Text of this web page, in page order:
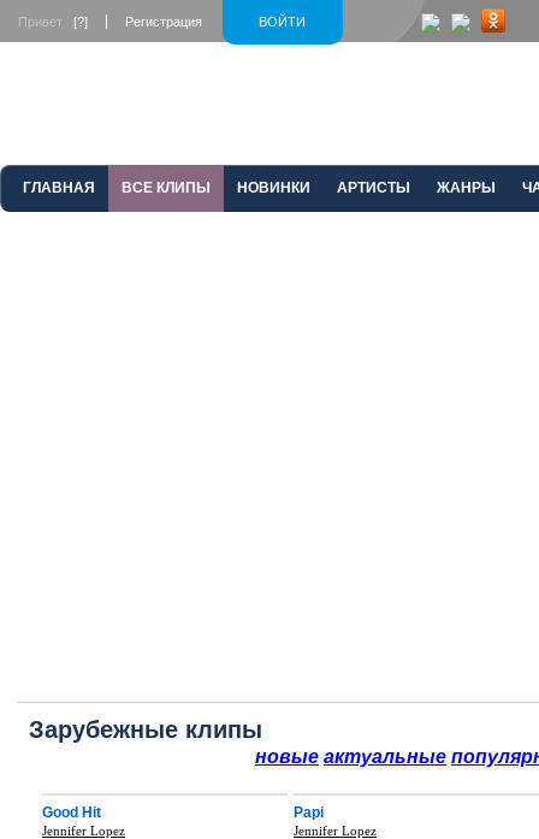
ВОЙТИ
Привет [?] Регистрация
ГЛАВНАЯ ВСЕ КЛИПЫ НОВИНКИ АРТИСТЫ ЖАНРЫ
Зарубежные клипы
новые актуальные
Good Hit
Jennifer Lopez
Papi
Jennifer Lopez